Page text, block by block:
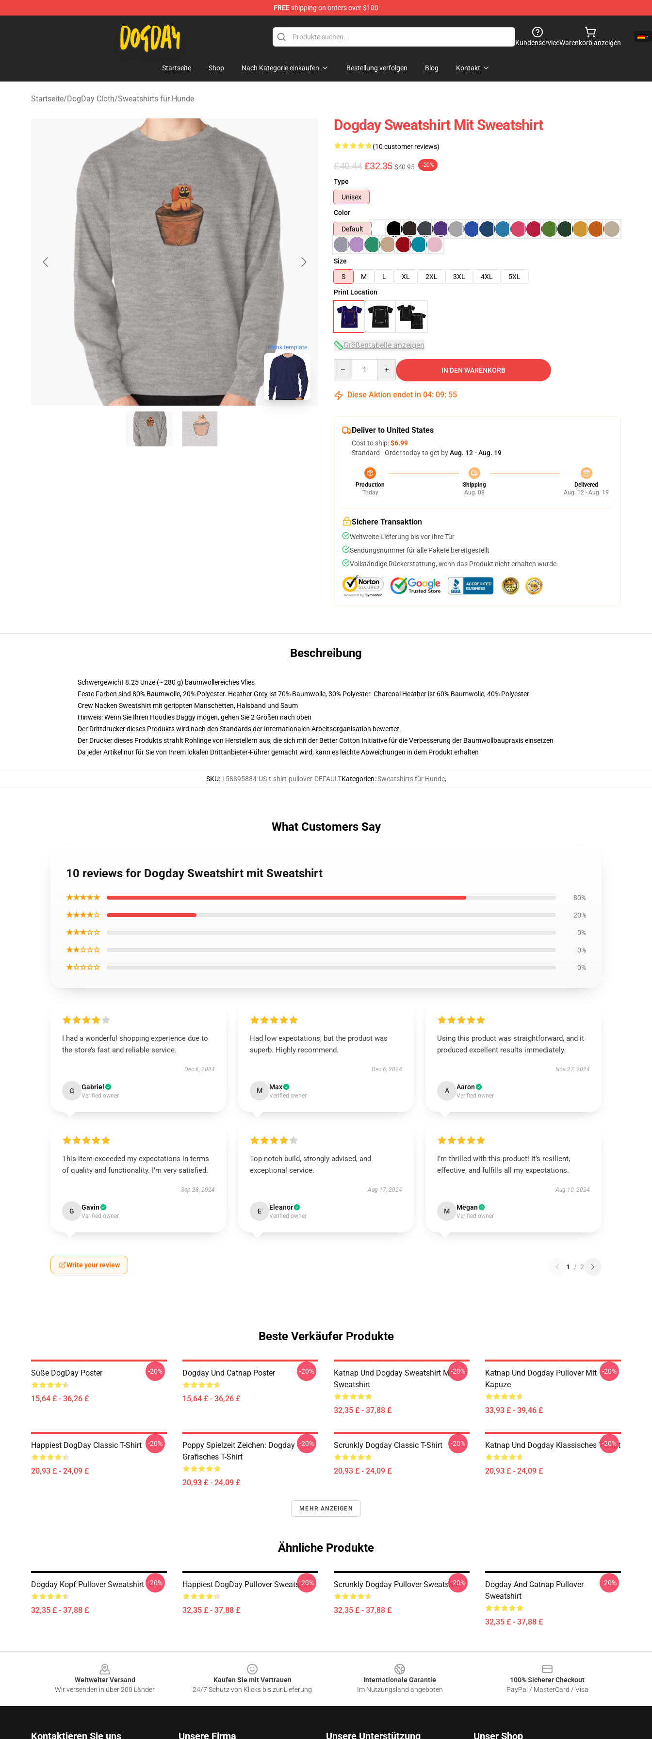
FREEshipping on orders over $100
DogDay Store - Official DogDay Merchandise Shop
KundenserviceWarenkorb anzeigen
Startseite Shop Nach Kategorie einkaufen Bestellung verfolgen Blog Kontakt
Startseite/DogDay Cloth/Sweatshirts für Hunde
blank template
Dogday Sweatshirt Mit Sweatshirt
(10 customer reviews)
£40.44 £32.35 $40.95 -20%
Type
Unisex
Color
Default
Size
S
M L XL 2XL 3XL 4XL
5XL
Print Location
Größentabelle anzeigen
IN DEN WARENKORB
Diese Aktion endet in 04: 09: 54
Deliver to United States
Cost to ship:$6.99
Standard - Order today to get byAug. 12 - Aug. 19
Production
Today
Shipping
Aug. 08
Delivered
Aug. 12 - Aug. 19
Sichere Transaktion
Weltweite Lieferung bis vor Ihre Tür
Sendungsnummer für alle Pakete bereitgestellt
Vollständige Rückerstattung, wenn das Produkt nicht erhalten wurde
Beschreibung
Schwergewicht 8.25 Unze (~280 g) baumwollereiches Vlies
Feste Farben sind 80% Baumwolle, 20% Polyester. Heather Grey ist 70% Baumwolle, 30% Polyester. Charcoal Heather ist 60% Baumwolle, 40% Polyester
Crew Nacken Sweatshirt mit gerippten Manschetten, Halsband und Saum
Hinweis: Wenn Sie Ihren Hoodies Baggy mögen, gehen Sie 2 Größen nach oben
Der Drittdrucker dieses Produkts wird nach den Standards der Internationalen Arbeitsorganisation bewertet.
Der Drucker dieses Produkts strahlt Rohlinge von Herstellern aus, die sich mit der Better Cotton Initiative für die Verbesserung der Baumwollbaupraxis einsetzen
Da jeder Artikel nur für Sie von Ihrem lokalen Drittanbieter-Führer gemacht wird, kann es leichte Abweichungen in dem Produkt erhalten
SKU: 158895884-US-t-shirt-pullover-DEFAULTKategorien:Sweatshirts für Hunde,
What Customers Say
10 reviews for Dogday Sweatshirt mit Sweatshirt
★★★★★ 80%
★★★★☆ 20%
★★★☆☆ 0%
★★☆☆☆ 0%
★☆☆☆☆ 0%
I had a wonderful shopping experience due to
the store’s fast and reliable service.
Dec 6, 2024
G Gabriel
Verified owner
Had low expectations, but the product was
superb. Highly recommend.
Dec 6, 2024
M Max
Verified owner
Using this product was straightforward, and it
produced excellent results immediately.
Nov 27, 2024
A Aaron
Verified owner
This item exceeded my expectations in terms
of quality and functionality. I’m very satisfied.
Sep 28, 2024
G Gavin
Verified owner
Top-notch build, strongly advised, and
exceptional service.
Aug 17, 2024
E Eleanor
Verified owner
I’m thrilled with this product! It’s resilient,
effective, and fulfills all my expectations.
Aug 10, 2024
M Megan
Verified owner
Write your review 1 / 2
Beste Verkäufer Produkte
Süße DogDay Poster
15,64 £ - 36,26 £
-20% Dogday Und Catnap Poster
15,64 £ - 36,26 £
-20%
Katnap Und Dogday Sweatshirt Mit
Sweatshirt
32,35 £ - 37,88 £
-20%
Katnap Und Dogday Pullover Mit
Kapuze
33,93 £ - 39,46 £
-20%
Happiest DogDay Classic T-Shirt
20,93 £ - 24,09 £
-20%
Poppy Spielzeit Zeichen: Dogday
Grafisches T-Shirt
20,93 £ - 24,09 £
-20% Scrunkly Dogday Classic T-Shirt
20,93 £ - 24,09 £
-20% Katnap Und Dogday Klassisches T-Shirt
20,93 £ - 24,09 £
-20%
MEHR ANZEIGEN
Ähnliche Produkte
Dogday Kopf Pullover Sweatshirt
32,35 £ - 37,88 £
-20% Happiest DogDay Pullover Sweatshirt
32,35 £ - 37,88 £
-20% Scrunkly Dogday Pullover Sweatshirt
32,35 £ - 37,88 £
-20%
Dogday And Catnap Pullover
Sweatshirt
32,35 £ - 37,88 £
-20%
Weltweiter Versand
Wir versenden in über 200 Länder
Kaufen Sie mit Vertrauen
24/7 Schutz von Klicks bis zur Lieferung
Internationale Garantie
Im Nutzungsland angeboten
100% Sicherer Checkout
PayPal / MasterCard / Visa
Kontaktieren Sie uns Unsere Firma Unsere Unterstützung Unser Shop